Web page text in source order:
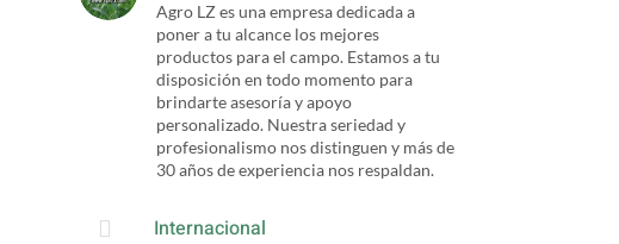
Agro LZ es una empresa dedicada a
poner a tu alcance los mejores
productos para el campo. Estamos a tu
disposición en todo momento para
brindarte asesoría y apoyo
personalizado. Nuestra seriedad y
profesionalismo nos distinguen y más de
30 años de experiencia nos respaldan.
 Internacional